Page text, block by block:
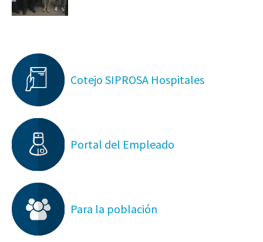
Cotejo SIPROSA Hospitales
Portal del Empleado
Para la población